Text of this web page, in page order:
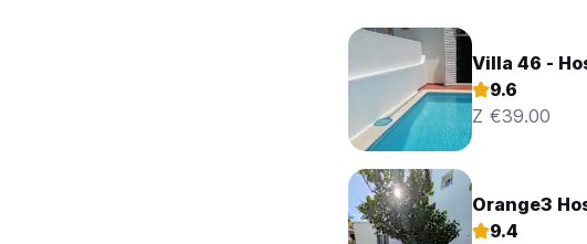
Villa 46 -
9.6
Z €39.00
Orange3
9.4